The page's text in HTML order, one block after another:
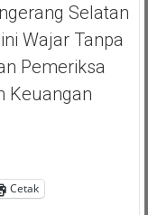
Selatan
Wajar Tanpa
Pemeriksa
Keuangan
Cetak